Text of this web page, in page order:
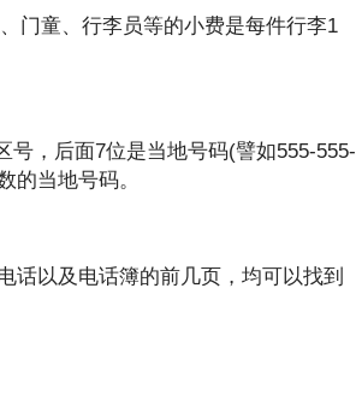
门童、行李员等的小费是每件行李1
，后面7位是当地号码(譬如555-555-
的当地号码。
话以及电话簿的前几页，均可以找到